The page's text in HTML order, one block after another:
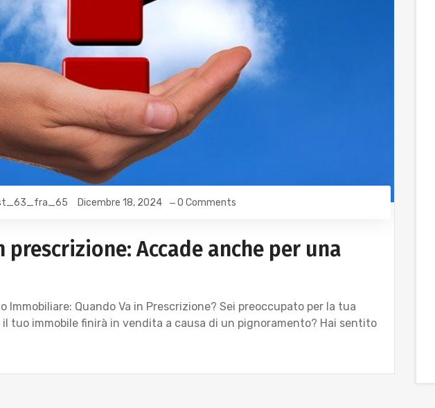
Dicembre 18, 2024 0 Comments
Accade anche per una
Immobiliare: Quando Va in Prescrizione? Sei preoccupato per la tua
tuo immobile finirà in vendita a causa di un pignoramento? Hai sentito